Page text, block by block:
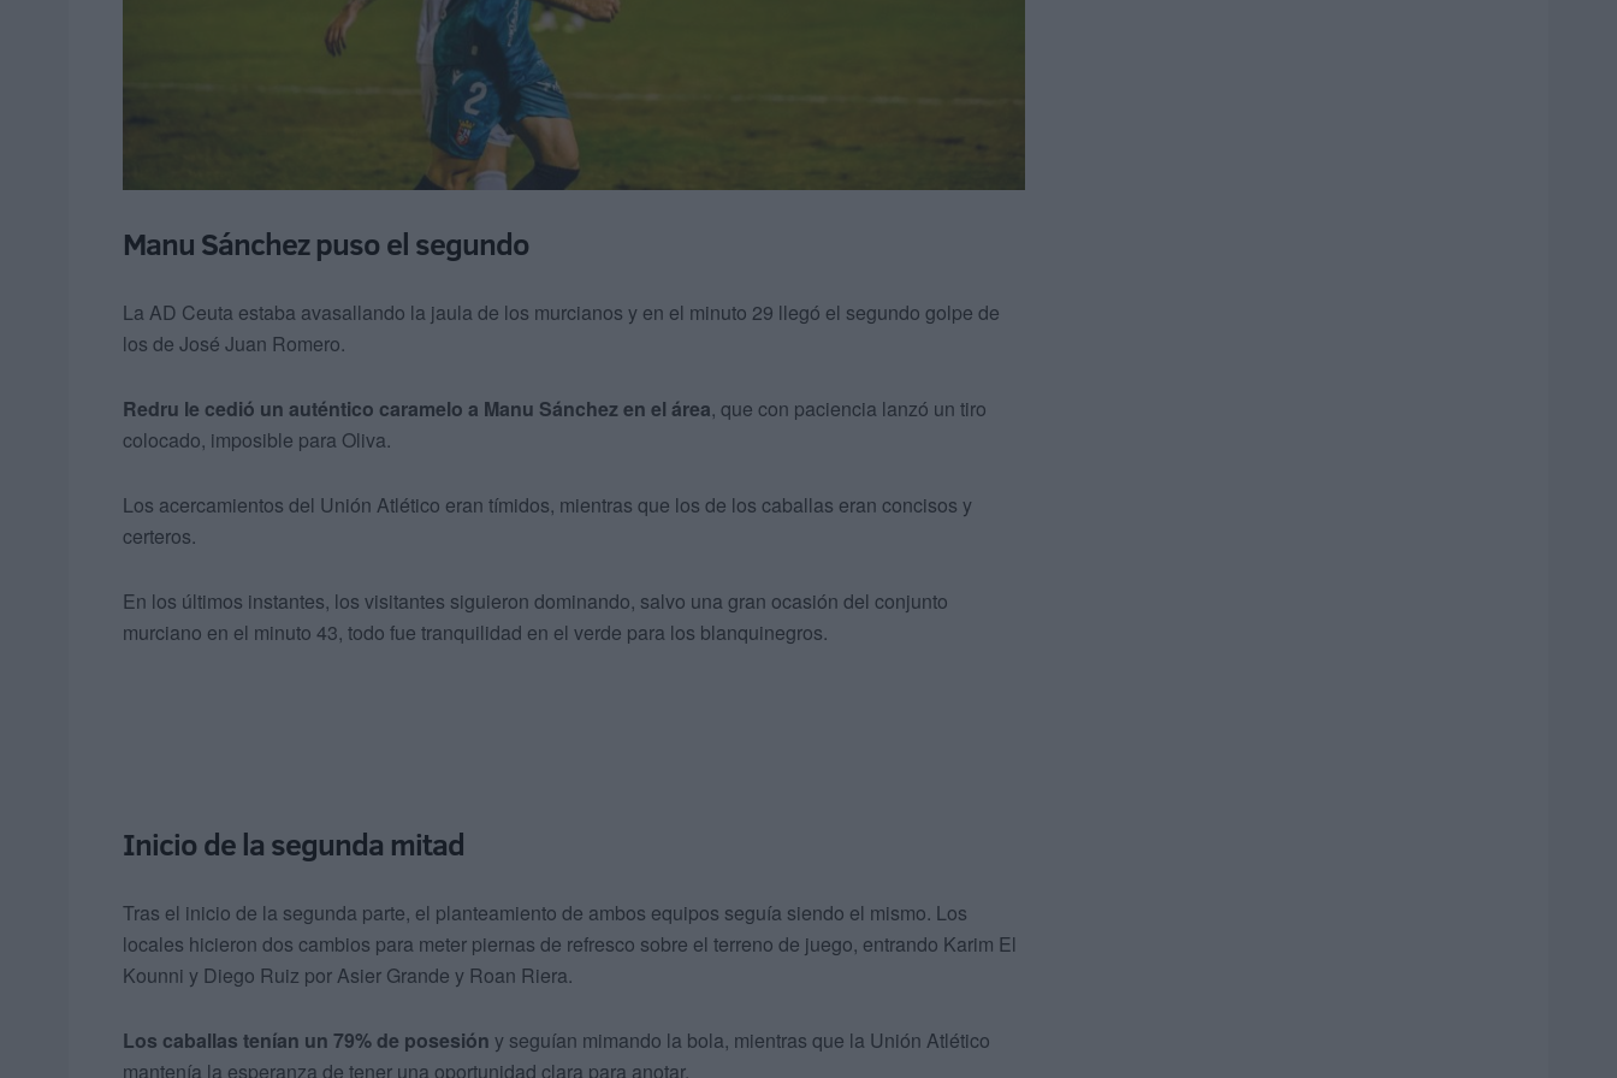
Manu Sánchez puso el segundo
La AD Ceuta estaba avasallando la jaula de los murcianos y en el minuto 29 llegó el segundo golpe de
los de José Juan Romero.
Redru le cedió un auténtico caramelo a Manu Sánchez en el área, que con paciencia lanzó un tiro
colocado, imposible para Oliva.
Los acercamientos del Unión Atlético eran tímidos, mientras que los de los caballas eran concisos y
certeros.
En los últimos instantes, los visitantes siguieron dominando, salvo una gran ocasión del conjunto
murciano en el minuto 43, todo fue tranquilidad en el verde para los blanquinegros.
Inicio de la segunda mitad
Tras el inicio de la segunda parte, el planteamiento de ambos equipos seguía siendo el mismo. Los
locales hicieron dos cambios para meter piernas de refresco sobre el terreno de juego, entrando Karim El
Kounni y Diego Ruiz por Asier Grande y Roan Riera.
Los caballas tenían un 79% de posesión y seguían mimando la bola, mientras que la Unión Atlético
mantenía la esperanza de tener una oportunidad clara para anotar.